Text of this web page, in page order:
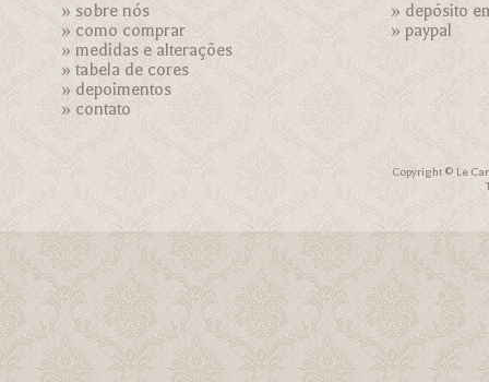
»sobre nós
»como comprar
»medidas e alterações
»tabela de cores
»depoimentos
»contato
» depósito
»paypal
Copyright © Le